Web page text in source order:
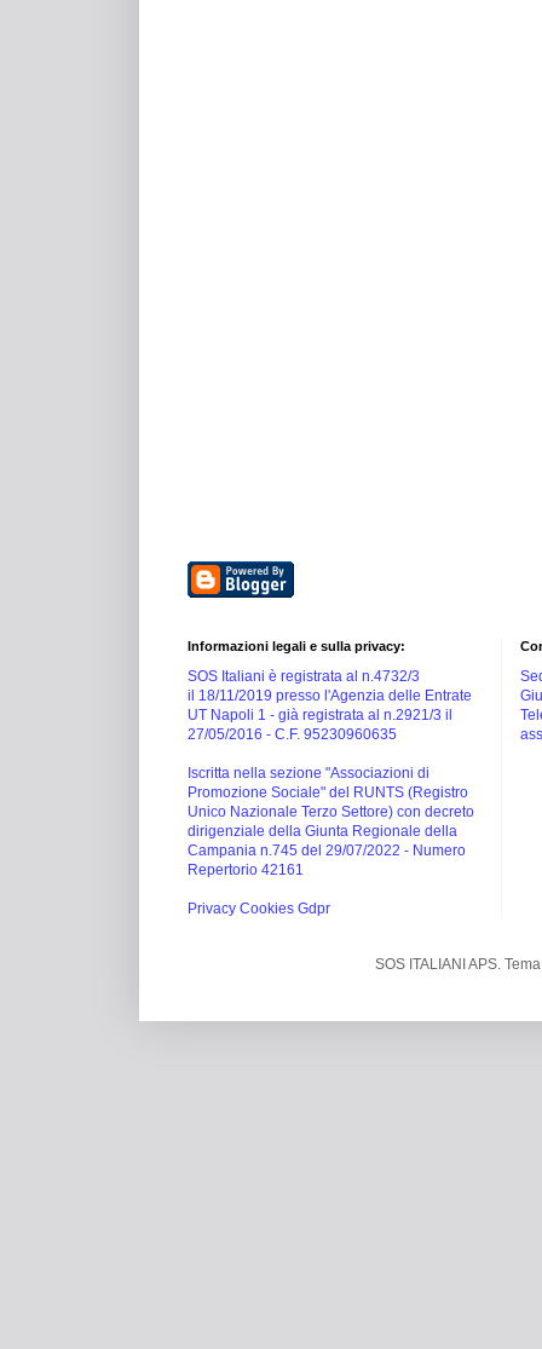
Informazioni legali e sulla privacy:
SOS Italiani è registrata al n.4732/3
il 18/11/2019 presso l'Agenzia delle Entrate
UT Napoli 1 - già registrata al n.2921/3 il
27/05/2016 - C.F. 95230960635
Iscritta nella sezione "Associazioni di
Promozione Sociale" del RUNTS (Registro
Unico Nazionale Terzo Settore) con decreto
dirigenziale della Giunta Regionale della
Campania n.745 del 29/07/2022 - Numero
Repertorio 42161
Privacy Cookies Gdpr
SOS ITALIANI APS.